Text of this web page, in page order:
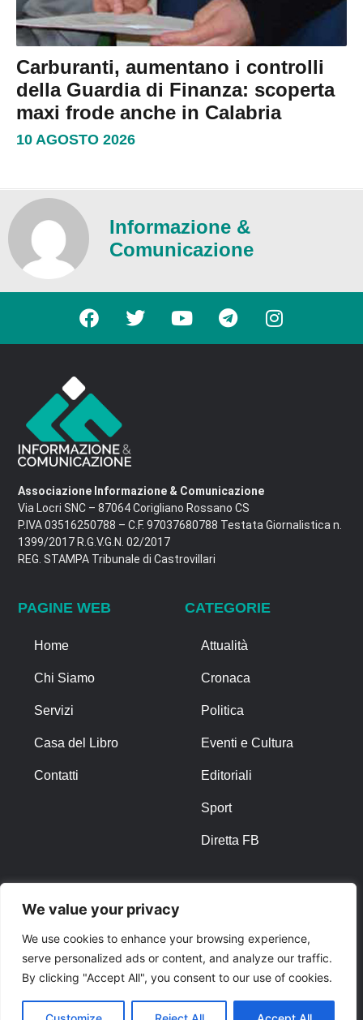
We value your privacy
We use cookies to enhance your browsing experience,
serve personalized ads or content, and analyze our traffic.
By clicking "Accept All", you consent to our use of cookies.
Carburanti, aumentano i controlli
della Guardia di Finanza: scoperta
maxi frode anche in Calabria
10 AGOSTO 2026
Informazione &
Comunicazione
Associazione Informazione & Comunicazione
Via Locri SNC – 87064 Corigliano Rossano CS
P.IVA 03516250788 – C.F. 97037680788 Testata Giornalistica n.
1399/2017 R.G.V.G.N. 02/2017
REG. STAMPA Tribunale di Castrovillari
PAGINE WEB
Home
Chi Siamo
Servizi
Casa del Libro
Contatti
CATEGORIE
Attualità
Cronaca
Politica
Eventi e Cultura
Editoriali
Sport
Diretta FB
Privacy Policy